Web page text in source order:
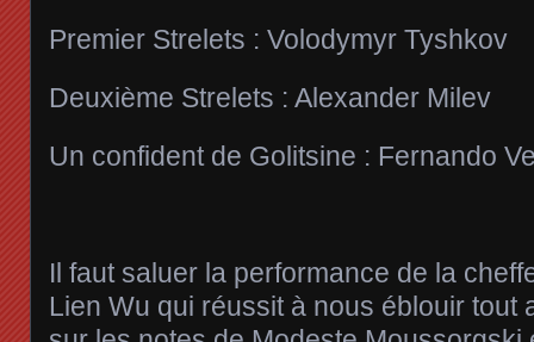
Premier Strelets : Volodymyr Tyshkov
Deuxième Strelets : Alexander Milev
Un confident de Golitsine : Fernando
Il faut saluer la performance de la
Lien Wu qui réussit à nous éblouir tout